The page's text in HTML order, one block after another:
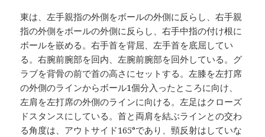
東は、左手親指の外側をボールの外側に反らし、右手親
指の外側をボールの外側に反らし、右手中指の付け根に
ボールを嵌める。右手首を背屈、左手首を底屈してい
る。右腕前腕部を回内、左腕前腕部を回外している。グ
ラブを背骨の前で首の高さにセットする。左膝を左打席
の外側のラインからボール1個分入ったところに向け、
左肩を左打席の外側のラインに向ける。左足はクローズ
ドスタンスにしている。首と両肩を結ぶラインとの交わ
る角度は、アウトサイド165°であり、頸反射はしていな